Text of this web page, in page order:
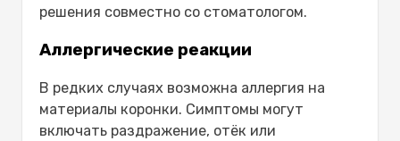
решения совместно со стоматологом.
Аллергические реакции
В редких случаях возможна аллергия на
материалы коронки. Симптомы могут
включать раздражение, отёк или